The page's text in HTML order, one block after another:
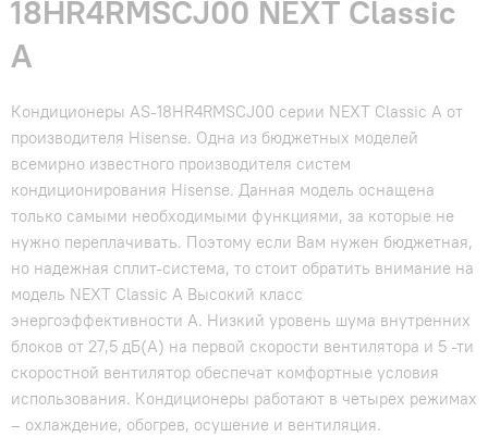
18HR4RMSCJ00 NEXT Classic
A
Кондиционеры AS-18HR4RMSCJ00 серии NEXT Classic A от
производителя Hisense. Одна из бюджетных моделей
всемирно известного производителя систем
кондиционирования Hisense. Данная модель оснащена
только самыми необходимыми функциями, за которые не
нужно переплачивать. Поэтому если Вам нужен бюджетная,
но надежная сплит-система, то стоит обратить внимание на
модель NEXT Classic A Высокий класс
энергоэффективности А. Низкий уровень шума внутренних
блоков от 27,5 дБ(А) на первой скорости вентилятора и 5 -ти
скоростной вентилятор обеспечат комфортные условия
использования. Кондиционеры работают в четырех режимах
– охлаждение, обогрев, осушение и вентиляция.